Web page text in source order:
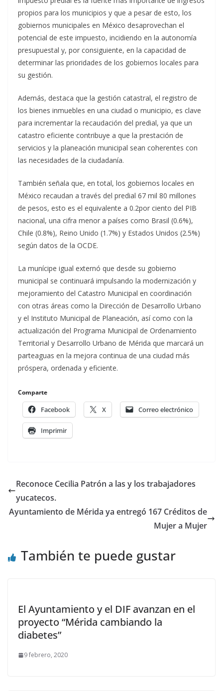
propios para los municipios y que a pesar de esto, los
gobiernos municipales en México desaprovechan el
potencial de este impuesto, incidiendo en la autonomía
presupuestal y, por consiguiente, en la capacidad de
determinar las prioridades de los gobiernos locales para
su gestión.
Además, destaca que la gestión catastral, el registro de
los bienes inmuebles en una ciudad o municipio, es clave
para incrementar la recaudación del predial, ya que un
catastro eficiente contribuye a que la prestación de
servicios y la planeación municipal sean coherentes con
las necesidades de la ciudadanía.
También señala que, en total, los gobiernos locales en
México recaudan a través del predial 67 mil 80 millones
de pesos, esto es el equivalente a 0.2por ciento del PIB
nacional, una cifra menor a países como Brasil (0.6%),
Chile (0.8%), Reino Unido (1.7%) y Estados Unidos (2.5%)
según datos de la OCDE.
La munícipe igual externó que desde su gobierno
municipal se continuará impulsando la modernización y
mejoramiento del Catastro Municipal en coordinación
con otras áreas como la Dirección de Desarrollo Urbano
y el Instituto Municipal de Planeación, así como con la
actualización del Programa Municipal de Ordenamiento
Territorial y Desarrollo Urbano de Mérida que marcará un
parteaguas en la mejora continua de una ciudad más
próspera, ordenada y eficiente.
Comparte
Facebook X Correo electrónico
Imprimir
Reconoce Cecilia Patrón a las y los trabajadores
yucatecos.
Ayuntamiento de Mérida ya entregó 167 Créditos de
Mujer a Mujer
También te puede gustar
El Ayuntamiento y el DIF avanzan en el
proyecto “Mérida cambiando la
diabetes”
9 febrero, 2020